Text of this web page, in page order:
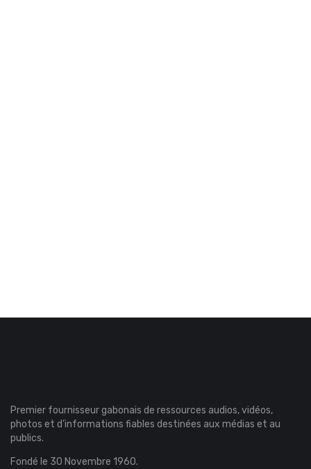
Premier fournisseur gabonais de ressources audios, vidéos,
photos et d’informations fiables destinées aux médias et au
publics.
Fondé le 30 Novembre 1960.